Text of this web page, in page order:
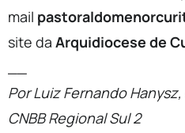
mail
site da Arquidiocese de
Por Luiz Fernando
CNBB Regional Sul 2